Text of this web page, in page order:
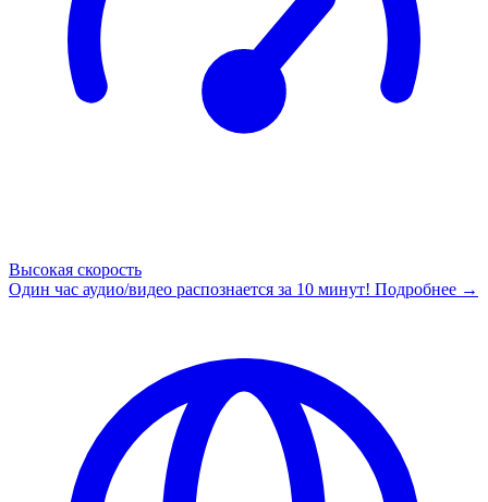
Высокая скорость
Один час аудио/видео распознается за 10 минут! Подробнее →